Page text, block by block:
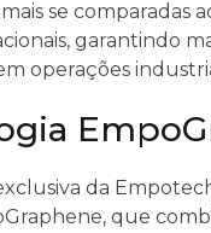
se comparadas
garantindo
operações
da
que